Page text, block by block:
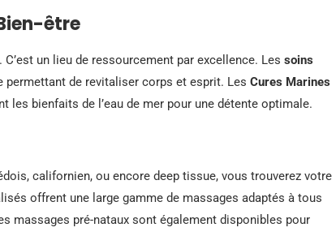
être
un lieu de ressourcement par excellence. Les soins
permettant de revitaliser corps et esprit. Les Cures Marines
les bienfaits de l’eau de mer pour une détente optimale.
californien, ou encore deep tissue, vous trouverez votre
offrent une large gamme de massages adaptés à tous
massages pré-nataux sont également disponibles pour